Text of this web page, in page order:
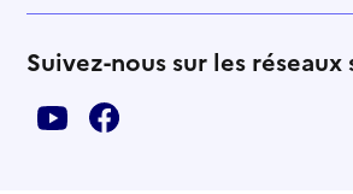
Suivez-nous sur les réseaux